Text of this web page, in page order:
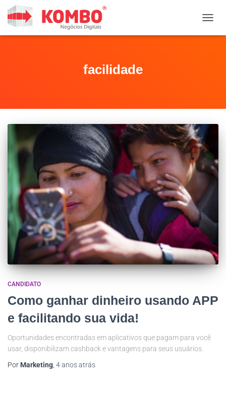
facilidade
CANDIDATO
Como ganhar dinheiro usando APP
e facilitando sua vida!
Oportunidades encontradas em aplicativos que pagam para você
usar, disponibilizam cashback e vantagens para seus usuários.
Por Marketing 4 anosatrás